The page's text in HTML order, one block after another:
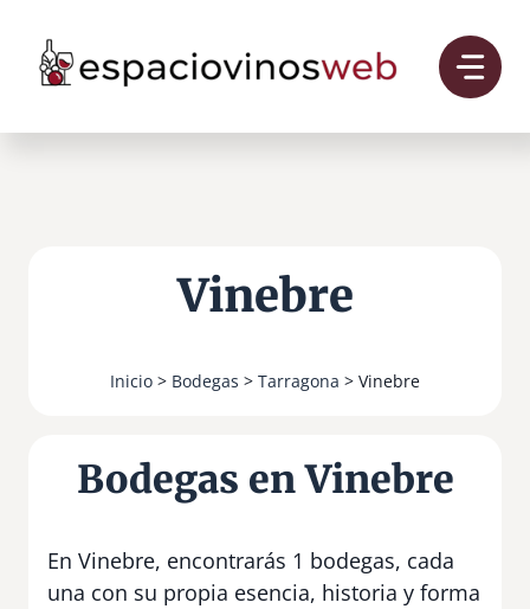
contenido
Vinebre
Inicio > Bodegas > Tarragona > Vinebre
Bodegas en Vinebre
En Vinebre, encontrarás 1 bodegas, cada
una con su propia esencia, historia y forma